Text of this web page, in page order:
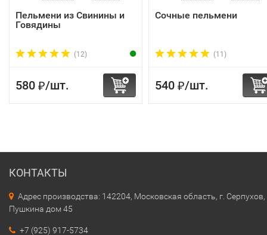
Пельмени из Свинины и
Говядины
(12)
580 ₽/шт.
Сочные пельмени
(11)
540 ₽/шт.
КОНТАКТЫ
Адрес производства: 142204, Московская область, г. Серпухов,
Пушкина дом 45
+7 (925) 917-5734